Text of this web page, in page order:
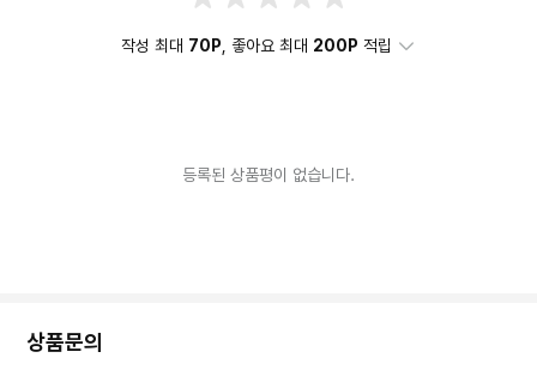
작성 최대 70P, 좋아요 최대 200P 적립
등록된 상품평이 없습니다.
상품문의